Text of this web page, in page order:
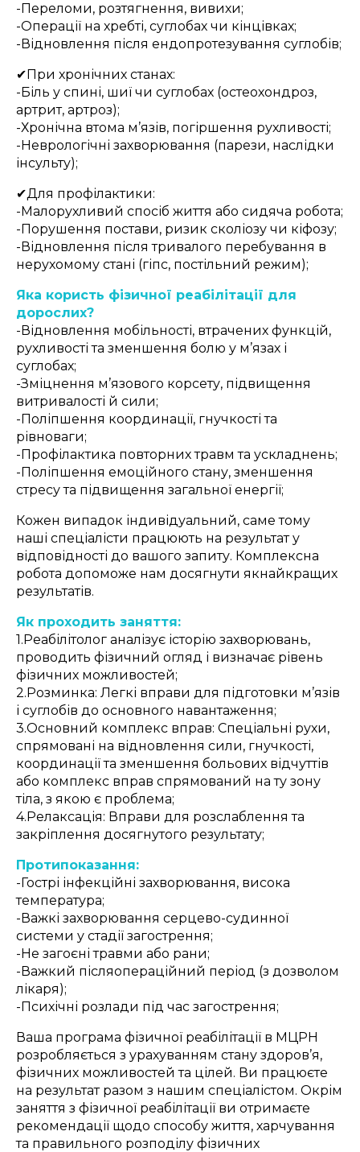
-Переломи, розтягнення, вивихи;
-Операції на хребті, суглобах чи кінцівках;
-Відновлення після ендопротезування суглобів;
✔При хронічних станах:
-Біль у спині, шиї чи суглобах (остеохондроз,
артрит, артроз);
-Хронічна втома м’язів, погіршення рухливості;
-Неврологічні захворювання (парези, наслідки
інсульту);
✔Для профілактики:
-Малорухливий спосіб життя або сидяча робота;
-Порушення постави, ризик сколіозу чи кіфозу;
-Відновлення після тривалого перебування в
нерухомому стані (гіпс, постільний режим);
Яка користь фізичної реабілітації для
дорослих?
-Відновлення мобільності, втрачених функцій,
рухливості та зменшення болю у м’язах і
суглобах;
-Зміцнення м’язового корсету, підвищення
витривалості й сили;
-Поліпшення координації, гнучкості та
рівноваги;
-Профілактика повторних травм та ускладнень;
-Поліпшення емоційного стану, зменшення
стресу та підвищення загальної енергії;
Кожен випадок індивідуальний, саме тому
наші спеціалісти працюють на результат у
відповідності до вашого запиту. Комплексна
робота допоможе нам досягнути якнайкращих
результатів.
Як проходить заняття:
1.Реабілітолог аналізує історію захворювань,
проводить фізичний огляд і визначає рівень
фізичних можливостей;
2.Розминка: Легкі вправи для підготовки м’язів
і суглобів до основного навантаження;
3.Основний комплекс вправ: Спеціальні рухи,
спрямовані на відновлення сили, гнучкості,
координації та зменшення больових відчуттів
або комплекс вправ спрямований на ту зону
тіла, з якою є проблема;
4.Релаксація: Вправи для розслаблення та
закріплення досягнутого результату;
Протипоказання:
-Гострі інфекційні захворювання, висока
температура;
-Важкі захворювання серцево-судинної
системи у стадії загострення;
-Не загоєні травми або рани;
-Важкий післяопераційний період (з дозволом
лікаря);
-Психічні розлади під час загострення;
Ваша програма фізичної реабілітації в МЦРН
розробляється з урахуванням стану здоров’я,
фізичних можливостей та цілей. Ви працюєте
на результат разом з нашим спеціалістом. Окрім
заняття з фізичної реабілітації ви отримаєте
рекомендації щодо способу життя, харчування
та правильного розподілу фізичних